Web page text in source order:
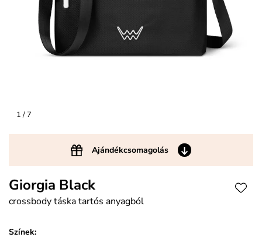
1/ 7
Ajándékcsomagolás
Giorgia Black
crossbody táska tartós anyagból
Színek: